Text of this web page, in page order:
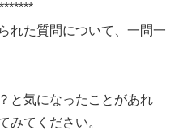
れた質問について、一問一
と気になったことがあれ
みてください。